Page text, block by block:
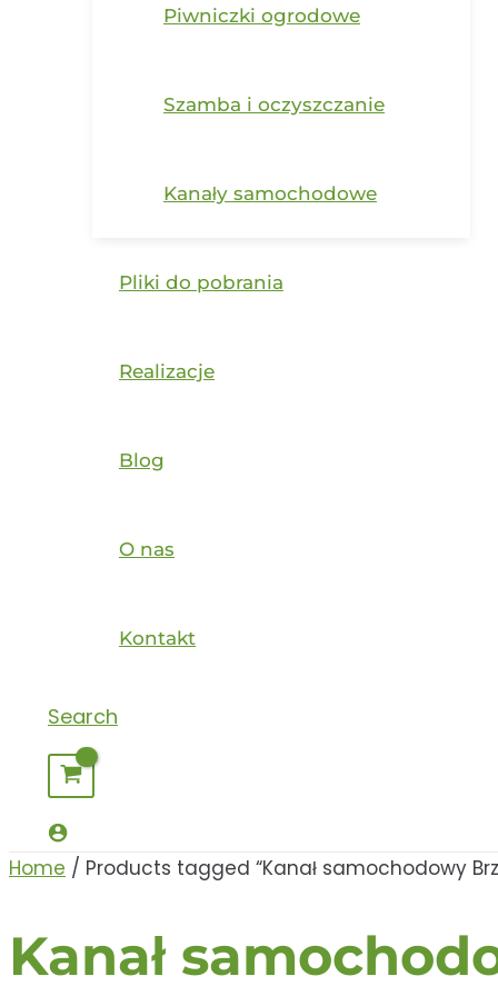
Piwniczki ogrodowe
Szamba i oczyszczanie
Kanały samochodowe
Pliki do pobrania
Realizacje
Blog
O nas
Kontakt
Search
Home / Products tagged “Kanał samochodowy
Kanał